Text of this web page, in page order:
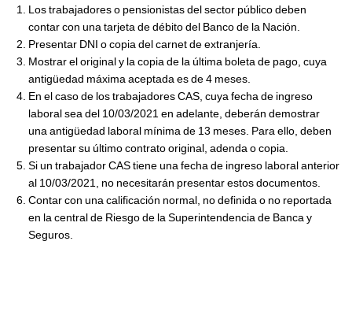
Los trabajadores o pensionistas del sector público deben
contar con una tarjeta de débito del Banco de la Nación.
Presentar DNI o copia del carnet de extranjería.
Mostrar el original y la copia de la última boleta de pago, cuya
antigüedad máxima aceptada es de 4 meses.
En el caso de los trabajadores CAS, cuya fecha de ingreso
laboral sea del 10/03/2021 en adelante, deberán demostrar
una antigüedad laboral mínima de 13 meses. Para ello, deben
presentar su último contrato original, adenda o copia.
Si un trabajador CAS tiene una fecha de ingreso laboral anterior
al 10/03/2021, no necesitarán presentar estos documentos.
Contar con una calificación normal, no definida o no reportada
en la central de Riesgo de la Superintendencia de Banca y
Seguros.